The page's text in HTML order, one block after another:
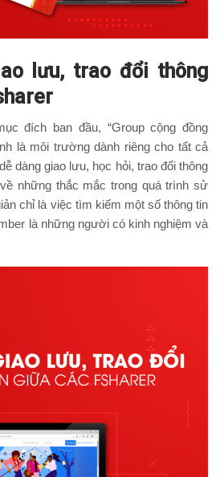
lưu, trao đổi thông
đích ban đầu, “Group cộng đồng
là môi trường dành riêng cho tất cả
dàng giao lưu, học hỏi, trao đổi thông
những thắc mắc trong quá trình sử
chỉ là việc tìm kiếm một số thông tin
là những người có kinh nghiệm và